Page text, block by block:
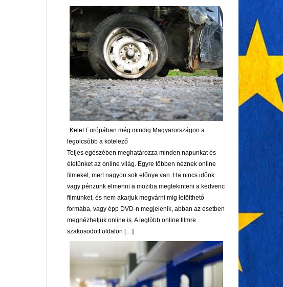
Kelet Európában még mindig Magyarországon a
legolcsóbb a kötelező
Teljes egészében meghatározza minden napunkat és
életünket az online világ. Egyre többen néznek online
filmeket, mert nagyon sok előnye van. Ha nincs időnk
vagy pénzünk elmenni a moziba megtekinteni a kedvenc
filmünket, és nem akarjuk megvárni míg letölthető
formába, vagy épp DVD-n megjelenik, abban az esetben
megnézhetjük online is. A legtöbb online filmre
szakosodott oldalon […]